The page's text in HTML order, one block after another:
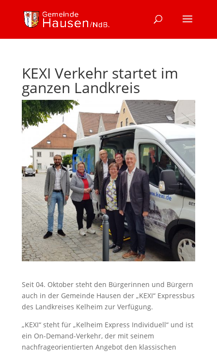
KEXI Verkehr startet im
ganzen Landkreis
Seit 04. Oktober steht den Bürgerinnen und Bürgern
auch in der Gemeinde Hausen der „KEXI“ Expressbus
des Landkreises Kelheim zur Verfügung.
„KEXI“ steht für „Kelheim Express Individuell“ und ist
ein On-Demand-Verkehr, der mit seinem
nachfrageorientierten Angebot den klassischen